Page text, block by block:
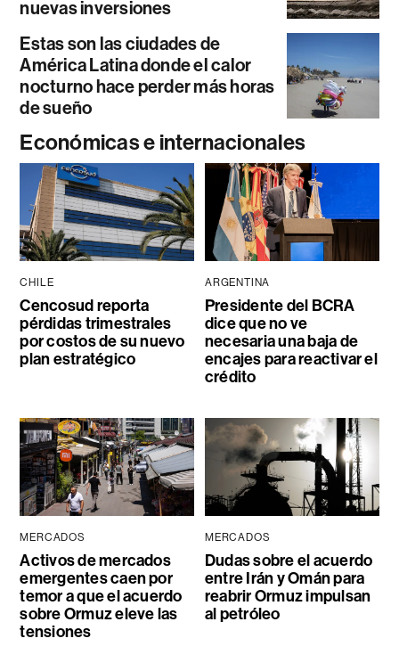
nuevas inversiones
Estas son las ciudades de
América Latina donde el calor
nocturno hace perder más horas
de sueño
Económicas e internacionales
CHILE
Cencosud reporta
pérdidas trimestrales
por costos de su nuevo
plan estratégico
ARGENTINA
Presidente del BCRA
dice que no ve
necesaria una baja de
encajes para reactivar el
crédito
MERCADOS
Activos de mercados
emergentes caen por
temor a que el acuerdo
sobre Ormuz eleve las
tensiones
MERCADOS
Dudas sobre el acuerdo
entre Irán y Omán para
reabrir Ormuz impulsan
al petróleo